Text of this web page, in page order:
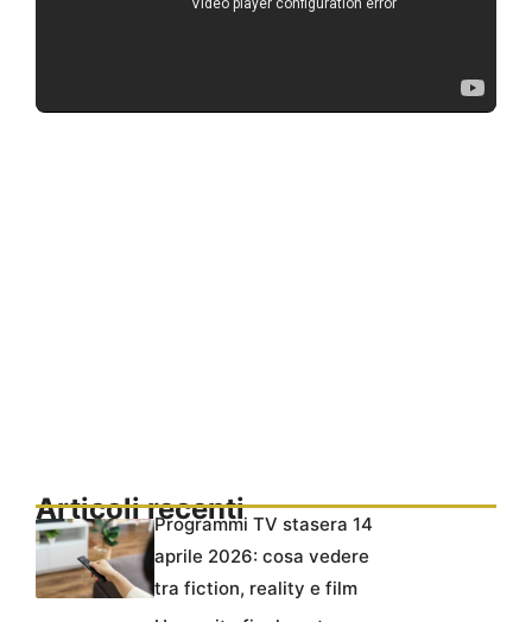
Articoli recentiProgrammi TV stasera 14
aprile 2026: cosa vedere
tra fiction, reality e film